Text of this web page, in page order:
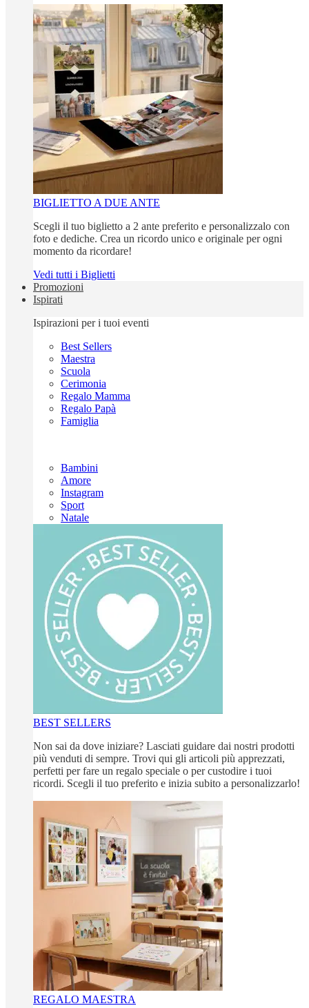
BIGLIETTO A DUE ANTE
Scegli il tuo biglietto a 2 ante preferito e personalizzalo con
foto e dediche. Crea un ricordo unico e originale per ogni
momento da ricordare!
Vedi tutti i Biglietti
Promozioni
Ispirati
Ispirazioni per i tuoi eventi
Best Sellers
Maestra
Scuola
Cerimonia
Regalo Mamma
Regalo Papà
Famiglia
Bambini
Amore
Instagram
Sport
Natale
BEST SELLERS
Non sai da dove iniziare? Lasciati guidare dai nostri prodotti
più venduti di sempre. Trovi qui gli articoli più apprezzati,
perfetti per fare un regalo speciale o per custodire i tuoi
ricordi. Scegli il tuo preferito e inizia subito a personalizzarlo!
REGALO MAESTRA